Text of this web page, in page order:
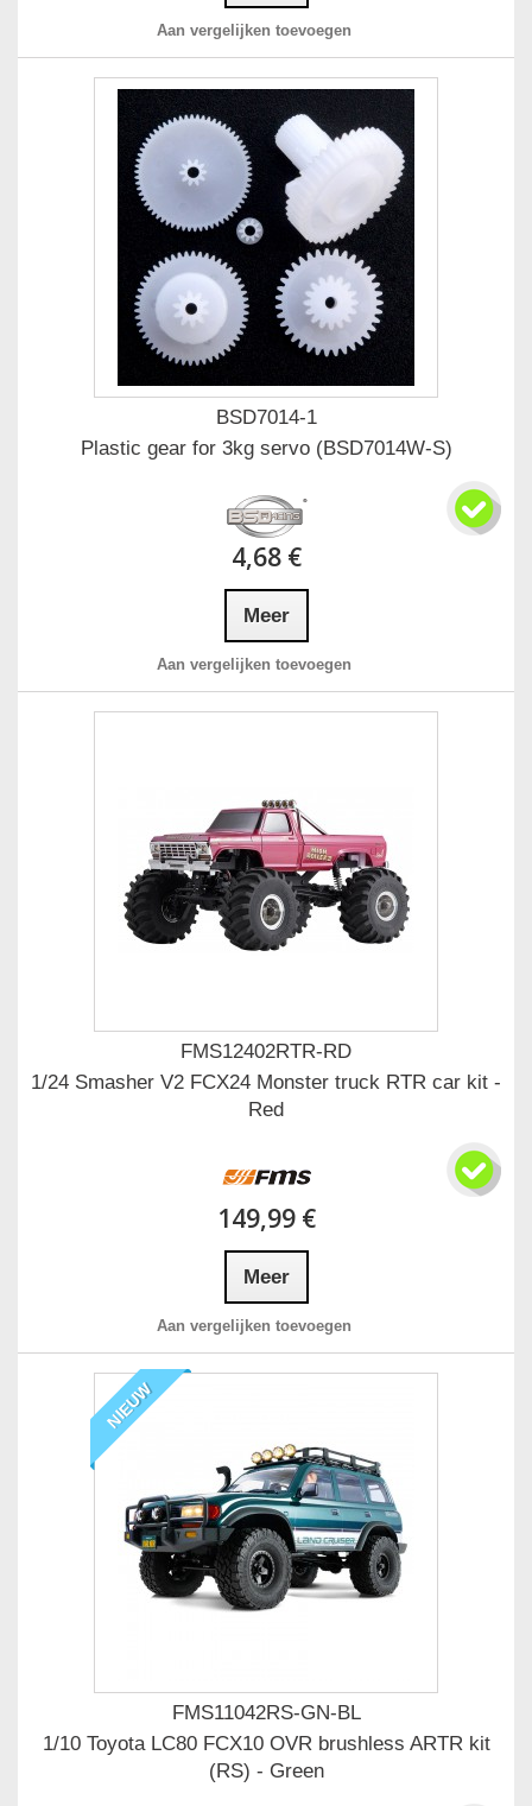
Aan vergelijken toevoegen
BSD7014-1
Plastic gear for 3kg servo (BSD7014W-S)
4,68 €
Meer
Aan vergelijken toevoegen
FMS12402RTR-RD
1/24 Smasher V2 FCX24 Monster truck RTR car kit -
Red
149,99 €
Meer
Aan vergelijken toevoegen
NIEUW
FMS11042RS-GN-BL
1/10 Toyota LC80 FCX10 OVR brushless ARTR kit
(RS) - Green